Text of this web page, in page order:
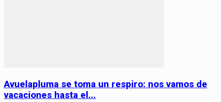
Avuelapluma se toma un respiro: nos vamos de
vacaciones hasta el...